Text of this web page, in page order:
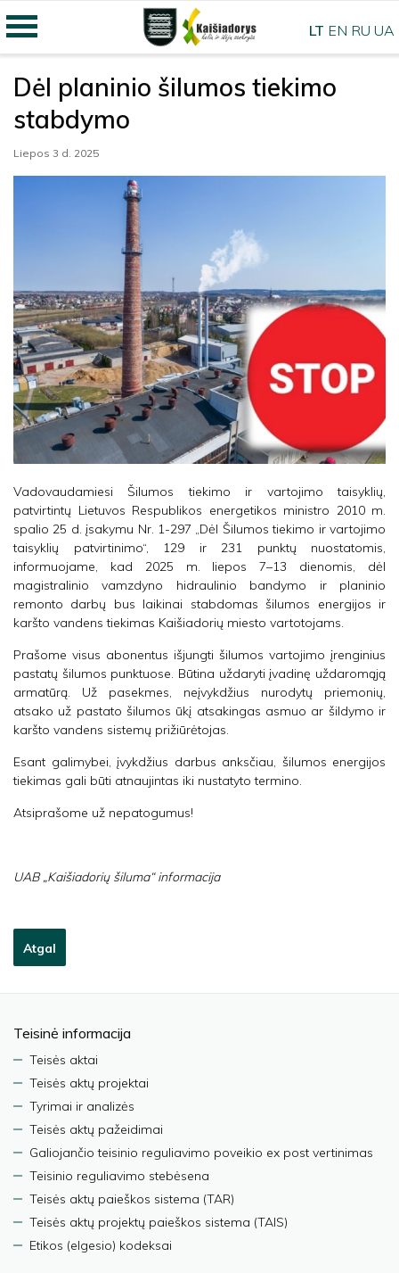
Dėl planinio šilumos tiekimo
stabdymo
Liepos 3 d. 2025
Vadovaudamiesi Šilumos tiekimo ir vartojimo taisyklių,
patvirtintų Lietuvos Respublikos energetikos ministro 2010 m.
spalio 25 d. įsakymu Nr. 1-297 „Dėl Šilumos tiekimo ir vartojimo
taisyklių patvirtinimo“, 129 ir 231 punktų nuostatomis,
informuojame, kad 2025 m. liepos 7–13 dienomis, dėl
magistralinio vamzdyno hidraulinio bandymo ir planinio
remonto darbų bus laikinai stabdomas šilumos energijos ir
karšto vandens tiekimas Kaišiadorių miesto vartotojams.
Prašome visus abonentus išjungti šilumos vartojimo įrenginius
pastatų šilumos punktuose. Būtina uždaryti įvadinę uždaromąją
armatūrą. Už pasekmes, neįvykdžius nurodytų priemonių,
atsako už pastato šilumos ūkį atsakingas asmuo ar šildymo ir
karšto vandens sistemų prižiūrėtojas.
Esant galimybei, įvykdžius darbus anksčiau, šilumos energijos
tiekimas gali būti atnaujintas iki nustatyto termino.
Atsiprašome už nepatogumus!
UAB „Kaišiadorių šiluma“ informacija
Atgal
Teisinė informacija
Teisės aktai
Teisės aktų projektai
Tyrimai ir analizės
Teisės aktų pažeidimai
Galiojančio teisinio reguliavimo poveikio ex post vertinimas
Teisinio reguliavimo stebėsena
Teisės aktų paieškos sistema (TAR)
Teisės aktų projektų paieškos sistema (TAIS)
Etikos (elgesio) kodeksai
LT EN RU UA